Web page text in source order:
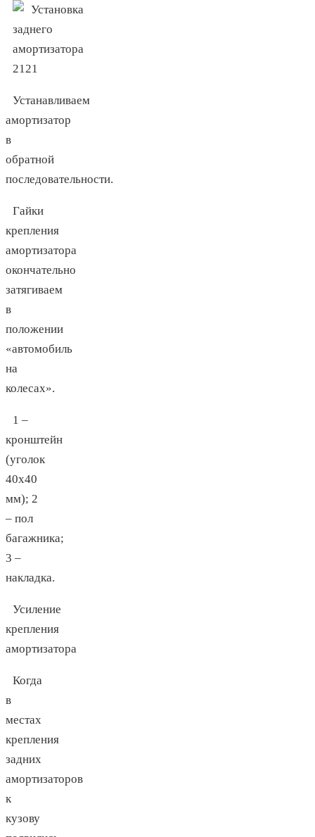
Устанавливаем
амортизатор
в
обратной
последовательности.
Гайки
крепления
амортизатора
окончательно
затягиваем
в
положении
«автомобиль
на
колесах».
1 –
кронштейн
(уголок
40х40
мм); 2
– пол
багажника;
3 –
накладка.
Усиление
крепления
амортизатора
Когда
в
местах
крепления
задних
амортизаторов
к
кузову